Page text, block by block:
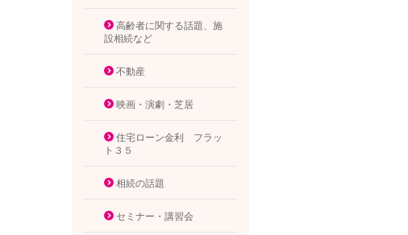
高齢者に関する話題、施
設相続など
不動産
映画・演劇・芝居
住宅ローン金利 フラッ
ト３５
相続の話題
セミナー・講習会